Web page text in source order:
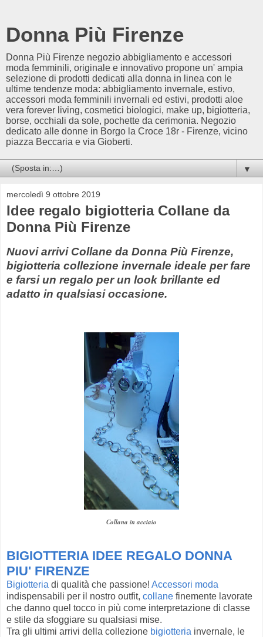
Donna Più Firenze
Donna Più Firenze negozio abbigliamento e accessori
moda femminili, originale e innovativo propone un' ampia
selezione di prodotti dedicati alla donna in linea con le
ultime tendenze moda: abbigliamento invernale, estivo,
accessori moda femminili invernali ed estivi, prodotti aloe
vera forever living, cosmetici biologici, make up, bigiotteria,
borse, occhiali da sole, pochette da cerimonia. Negozio
dedicato alle donne in Borgo la Croce 18r - Firenze, vicino
piazza Beccaria e via Gioberti.
▼
mercoledì 9 ottobre 2019
Idee regalo bigiotteria Collane da
Donna Più Firenze
Nuovi arrivi Collane da Donna Più Firenze,
bigiotteria collezione invernale ideale per fare
e farsi un regalo per un look brillante ed
adatto in qualsiasi occasione.
Collana in acciaio
BIGIOTTERIA IDEE REGALO DONNA
PIU' FIRENZE
Bigiotteria di qualità che passione! Accessori moda
indispensabili per il nostro outfit, collane finemente lavorate
che danno quel tocco in più come interpretazione di classe
e stile da sfoggiare su qualsiasi mise.
Tra gli ultimi arrivi della collezione bigiotteria invernale, le